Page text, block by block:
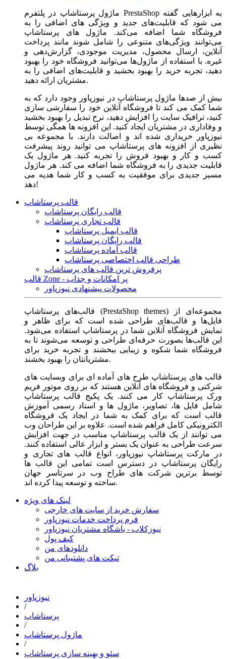
ماژول‌ پرستاشاپ در پلتفرم PrestaShop به ابزارهایی گفته
می شود که قابلیت‌های جدید و ویژگی های اضافی را به
فروشگاه شما اضافه می‌کند. ماژول های پرستاشاپ
می‌توانند ویژگی‌های متنوعی را شامل شوند مانند پرداخت
آنلاین، ارسال محصول، مدیریت موجودی، گزارش‌دهی و
غیره. با استفاده از ماژول‌ها می‌توانید فروشگاه خود را بهبود
دهید، تجربه خرید را بهبود بخشید و قابلیت‌های اضافی را به
مشتریان ارائه دهید.
بیش از صدها ماژول پرستاشاپ در نیوزپاور وجود دارد که به
شما کمک می کند تا فروشگاه آنلاین خود را سفارشی سازی
کنید، ترافیک سایت را افزایش دهید، نرخ تبدیل را بهبود بخشید
و وفاداری در مشتریان ایجاد کنید. این افزونه ها همگی توسط
نیوزپاور خریداری شده اند و اصالت دارند. با مجموعه بی
نظیری از افزونه های پرستاشاپ می توانید روند پیشرفت
کسب و کار و بهبود فروش را تجربه کنید. هر ماژول یک
قابلیت جدیدی را به فروشگاه شما اضافه می کند. هر ماژول
مسیر جدیدی برای موفقیت به کسب و کار شما هدیه می
دهد!
قالب پرستاشاپ
قالب رایگان پرستاشاپ
قالب تجاری پرستاشاپ
قالب ایمیل پرستاشاپ
قالب رایگان پرستاشاپ
قالب آماده پرستاشاپ
طراحی قالب اختصاصی پرستاشاپ
پرفروش ترین قالب های پرستاشاپ
قالب Zone - پر امکانات و جذاب
محصولات پیشنهادی نیوزپاور
قالب‌های پرستاشاپ (PrestaShop themes) مجموعه‌ای از
فایل‌ها و قالب‌های طراحی شده است که برای ظاهر و
نمایش فروشگاه آنلاین شما در پرستاشاپ استفاده می‌شود.
این قالب‌ها بصورت حرفه‌ای طراحی و توسعه می‌شوند تا به
فروشگاه شما شکوه و زیبایی ببخشند و تجربه خرید برای
مشتریانتان را بهبود بخشند.
قالب های پرستاشاپ طرح های آماده ای برای وبسایت های
شرکتی و فروشگاه های آنلاین هستند که بر روی موتور فریم
ورک پرستاشاپ کار می کنند. یک پکیج قالب پرستاشاپ
شامل فایل ها، تصاویر، ماژول ها و اسناد رسمی آموزش
قالب است که برای کمک به شما در ایجاد یک فروشگاه
الکترونیکی کامل فراهم شده است. علاوه بر این طراحان وب
می توانند از یک قالب پرستاشاپ مناسب در جهت افزایش
سرعت طراحی به عنوان یک بستر و ابزار عالی استفاده کنند.
در مارکت پرستاشاپ نیوزپاور، انواع قالب های تجاری و
رایگان پرستاشاپ در دسترس است تمامی این قالب ها
توسط برترین شرکت های طراح وب در سرتاسر جهان
ساخته و توسعه پیدا کرده اند.
لینک های ویژه
سفارش خرید از سایت های خارجی
فرم پرداخت خدمات نیوزپاور
نیوزکلاب - باشگاه مشتریان نیوزپاور
کیف پول
دانلودهای من
تیکت های پشتیبانی من
بلاگ
نیوزپاور
/
پرستاشاپ
/
ماژول پرستاشاپ
/
سئو و بهینه سازی پرستاشاپ